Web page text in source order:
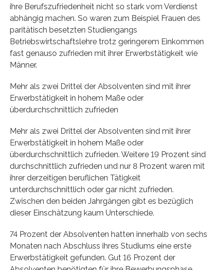
ihre Berufszufriedenheit nicht so stark vom Verdienst
abhängig machen. So waren zum Beispiel Frauen des
paritätisch besetzten Studiengangs
Betriebswirtschaftslehre trotz geringerem Einkommen
fast genauso zufrieden mit ihrer Erwerbstätigkeit wie
Männer.
Mehr als zwei Drittel der Absolventen sind mit ihrer
Erwerbstätigkeit in hohem Maße oder
überdurchschnittlich zufrieden
Mehr als zwei Drittel der Absolventen sind mit ihrer
Erwerbstätigkeit in hohem Maße oder
überdurchschnittlich zufrieden. Weitere 19 Prozent sind
durchschnittlich zufrieden und nur 8 Prozent waren mit
ihrer derzeitigen beruflichen Tätigkeit
unterdurchschnittlich oder gar nicht zufrieden.
Zwischen den beiden Jahrgängen gibt es bezüglich
dieser Einschätzung kaum Unterschiede.
74 Prozent der Absolventen hatten innerhalb von sechs
Monaten nach Abschluss ihres Studiums eine erste
Erwerbstätigkeit gefunden. Gut 16 Prozent der